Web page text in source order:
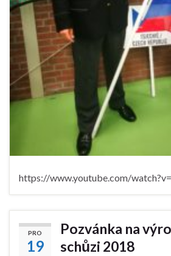
https://www.youtube.com/
PRO
19
Pozvánka na
schůzi 2018